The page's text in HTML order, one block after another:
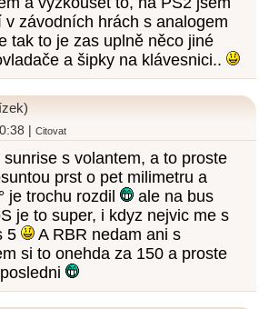
závodních hrách s analogem
tak to je zas uplně něco jiné
a šipky na klávesnici..
|Citovat
s volantem, a to proste
prst o pet milimetru a
je trochu rozdil
ale na bus
je to super, i kdyz nejvic me s
5
A RBR nedam ani s
si to onehda za 150 a proste